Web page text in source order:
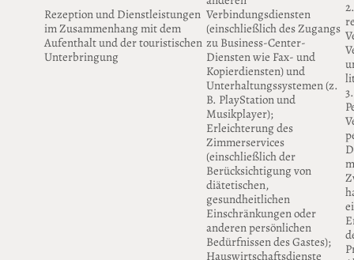
Rezeption und Dienstleistungen
im Zusammenhang mit dem
Aufenthalt und der touristischen
Unterbringung
Verbindungsdiensten
(einschließlich des Zugangs
zu Business-Center-
Diensten wie Fax- und
Kopierdiensten) und
Unterhaltungssystemen (z.
B. PlayStation und
Musikplayer);
Erleichterung des
Zimmerservices
(einschließlich der
Berücksichtigung von
diätetischen,
gesundheitlichen
Einschränkungen oder
anderen persönlichen
Bedürfnissen des Gastes);
Hauswirtschaftsdienste